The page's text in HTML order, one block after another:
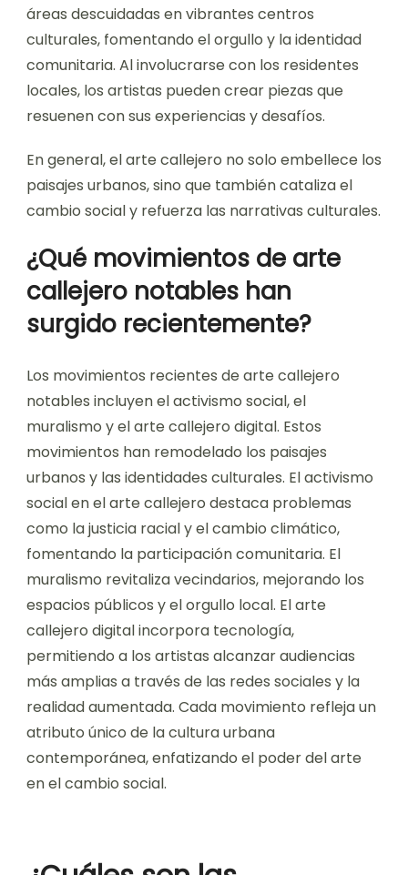
movimientos por la justicia social pueden
galvanizar a las comunidades y alentar el
activismo. Estas obras de arte sirven como una
voz para los grupos marginados, dándoles
representación en los espacios urbanos.
Además, el arte callejero puede transformar
áreas descuidadas en vibrantes centros
culturales, fomentando el orgullo y la identidad
locales, los artistas pueden crear piezas que
resuenen con sus experiencias y desafíos.
En general, el arte callejero no solo embellece los
cambio social y refuerza las narrativas culturales.
¿Qué movimientos de arte
callejero notables han
surgido recientemente?
Los movimientos recientes de arte callejero
notables incluyen el activismo social, el
muralismo y el arte callejero digital. Estos
movimientos han remodelado los paisajes
urbanos y las identidades culturales. El activismo
social en el arte callejero destaca problemas
como la justicia racial y el cambio climático,
fomentando la participación comunitaria. El
muralismo revitaliza vecindarios, mejorando los
espacios públicos y el orgullo local. El arte